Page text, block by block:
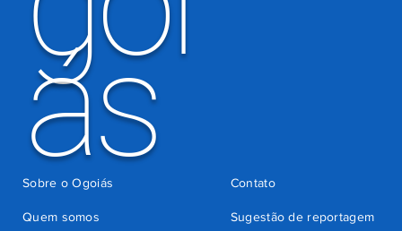
ás
Quem somos
Sugestão de reportagem
Contato
Sobre o Ogoiás